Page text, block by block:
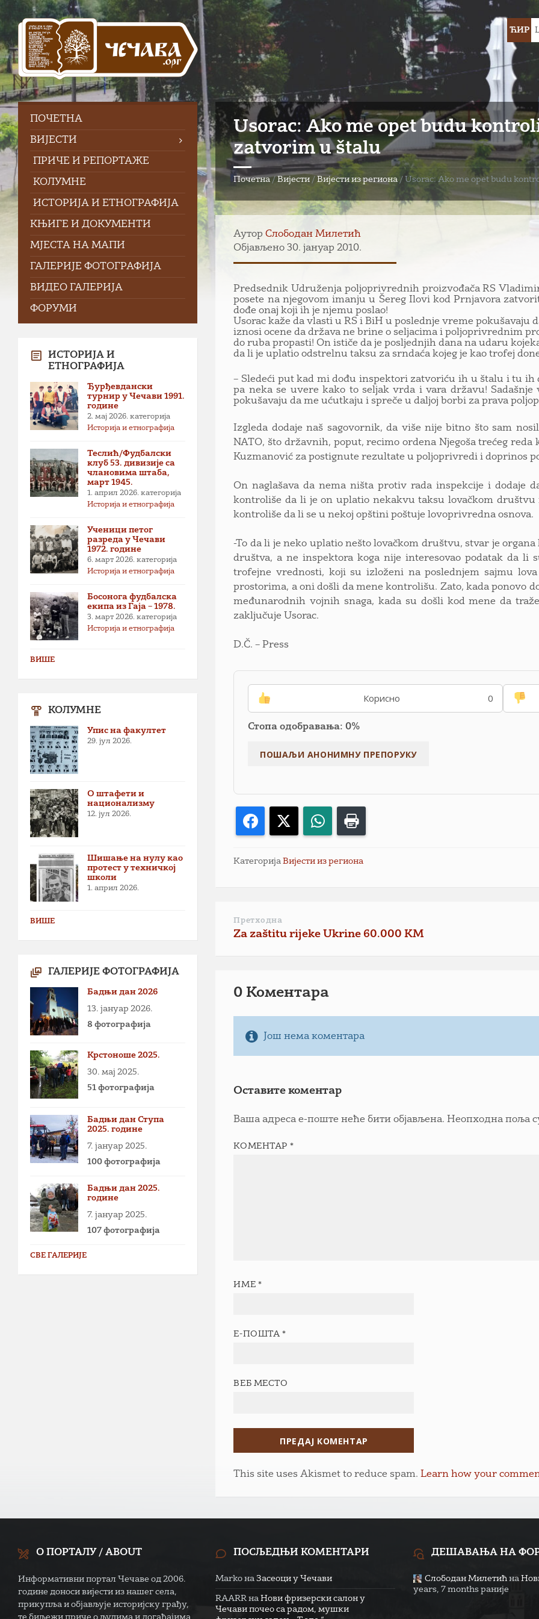
Skip
content
Skip
left
sidebar
Skip
footer
Choose
ЋИР
Usorac: Ako me opet budu
zatvorim u štalu
Почетна/Вијести /Вијести из региона /Usorac: Ako me opet budu
АуторСлободан Милетић
Објављено 30. јануар 2010.
Predsednik Udruženja poljoprivrednih proizvođača RS
posete na njegovom imanju u Šereg Ilovi kod Prnjavora
dođe onaj koji ih je njemu poslao!
Usorac kaže da vlasti u RS i BiH u poslednje vreme pokušavaju
iznosi ocene da država ne brine o seljacima i poljoprivrednim
do ruba propasti! On ističe da je posljednjih dana na udaru
da li je uplatio odstrelnu taksu za srndaća kojeg je kao trofej
– Sledeći put kad mi dođu inspektori zatvoriću ih u štalu i tu
pa neka se uvere kako to seljak vrda i vara državu!
pokušavaju da me ućutkaju i spreče u daljoj borbi za prava
Izgleda dodaje naš sagovornik, da više nije bitno što sam
NATO, što državnih, poput, recimo ordena Njegoša trećeg
Kuzmanović za postignute rezultate u poljoprivredi i doprinos
On naglašava da nema ništa protiv rada inspekcije i dodaje
kontroliše da li je on uplatio nekakvu taksu lovačkom društvu
kontroliše da li se u nekoj opštini poštuje lovoprivredna osnova.
-To da li je neko uplatio nešto lovačkom društvu, stvar je
društva, a ne inspektora koga nije interesovao podatak da li
trofejne vrednosti, koji su izloženi na poslednjem sajmu
prostorima, a oni došli da mene kontrolišu. Zato, kada ponovo
međunarodnih vojnih snaga, kada su došli kod mene da
zaključuje Usorac.
D.Č. – Press
Корисно 0
Стопа одобравања: 0%
Facebook WhatsApp
КатегоријаВијести из региона
Претходна
Za zaštitu rijeke Ukrine 60.000 KM
0 Коментарa
Још нема коментара
Оставите коментар
Ваша адреса е-поште неће бити објављена. Неопходна поља
КОМЕНТАР *
ИМЕ *
Е-ПОШТА *
ВЕБ МЕСТО
This site uses Akismet to reduce spam.Learn how your
ПOЧЕТНА
ВИЈЕСТИ
ПРИЧЕ И РЕПОРТАЖЕ
КОЛУМНЕ
ИСТОРИЈА И ЕТНОГРАФИЈА
КЊИГЕ И ДОКУМЕНТИ
МЈЕСТА НА МАПИ
ГАЛЕРИЈЕ ФОТОГРАФИЈА
ВИДЕО ГАЛЕРИЈА
ФОРУМИ
ИСТОРИЈА И
ЕТНОГРАФИЈА
Ђурђевдански
турнир у Чечави 1991.
године
2. мај 2026. категорија
Историја и етнографија
Теслић/Фудбалски
клуб 53. дивизије са
члановима штаба,
март 1945.
1. април 2026. категорија
Историја и етнографија
Ученици петог
разреда у Чечави
1972. године
6. март 2026. категорија
Историја и етнографија
Босонога фудбалска
екипа из Гаја – 1978.
3. март 2026. категорија
Историја и етнографија
ВИШЕ
КОЛУМНЕ
Упис на факултет
29. јул 2026.
О штафети и
национализму
12. јул 2026.
Шишање на нулу као
протест у техничкој
школи
1. април 2026.
ВИШЕ
ГАЛЕРИЈЕ ФОТОГРАФИЈА
Бадњи дан 2026
13. јануар 2026.
8 фотографија
Крстоноше 2025.
30. мај 2025.
51 фотографија
Бадњи дан Ступа
2025. године
7. јануар 2025.
100 фотографија
Бадњи дан 2025.
године
7. јануар 2025.
107 фотографија
СВЕ ГАЛЕРИЈЕ
О ПОРТАЛУ / ABOUT
Информативни портал Чечаве од 2006.
године доноси вијести из нашег села,
прикупља и објављује историјску грађу,
те биљежи приче о људима и догађајима
ПОСЉЕДЊИ КОМЕНТАРИ
Marko наЗасеоци у Чечави
RAARR наНови фризерски салон у
Чечави почео са радом, мушки
ДЕШАВАЊА НА
Слободан Милетићна
years, 7 months раније